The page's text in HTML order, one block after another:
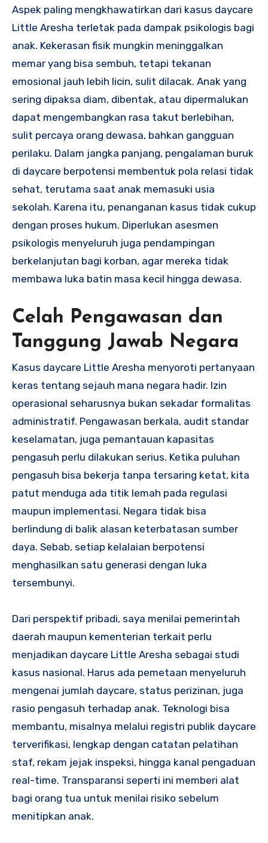
Aspek paling mengkhawatirkan dari kasus daycare
Little Aresha terletak pada dampak psikologis bagi
anak. Kekerasan fisik mungkin meninggalkan
memar yang bisa sembuh, tetapi tekanan
emosional jauh lebih licin, sulit dilacak. Anak yang
sering dipaksa diam, dibentak, atau dipermalukan
dapat mengembangkan rasa takut berlebihan,
sulit percaya orang dewasa, bahkan gangguan
perilaku. Dalam jangka panjang, pengalaman buruk
di daycare berpotensi membentuk pola relasi tidak
sehat, terutama saat anak memasuki usia
sekolah. Karena itu, penanganan kasus tidak cukup
dengan proses hukum. Diperlukan asesmen
psikologis menyeluruh juga pendampingan
berkelanjutan bagi korban, agar mereka tidak
membawa luka batin masa kecil hingga dewasa.
Celah Pengawasan dan
Tanggung Jawab Negara
Kasus daycare Little Aresha menyoroti pertanyaan
keras tentang sejauh mana negara hadir. Izin
operasional seharusnya bukan sekadar formalitas
administratif. Pengawasan berkala, audit standar
keselamatan, juga pemantauan kapasitas
pengasuh perlu dilakukan serius. Ketika puluhan
pengasuh bisa bekerja tanpa tersaring ketat, kita
patut menduga ada titik lemah pada regulasi
maupun implementasi. Negara tidak bisa
berlindung di balik alasan keterbatasan sumber
daya. Sebab, setiap kelalaian berpotensi
menghasilkan satu generasi dengan luka
tersembunyi.
Dari perspektif pribadi, saya menilai pemerintah
daerah maupun kementerian terkait perlu
menjadikan daycare Little Aresha sebagai studi
kasus nasional. Harus ada pemetaan menyeluruh
mengenai jumlah daycare, status perizinan, juga
rasio pengasuh terhadap anak. Teknologi bisa
membantu, misalnya melalui registri publik daycare
terverifikasi, lengkap dengan catatan pelatihan
staf, rekam jejak inspeksi, hingga kanal pengaduan
real-time. Transparansi seperti ini memberi alat
bagi orang tua untuk menilai risiko sebelum
menitipkan anak.